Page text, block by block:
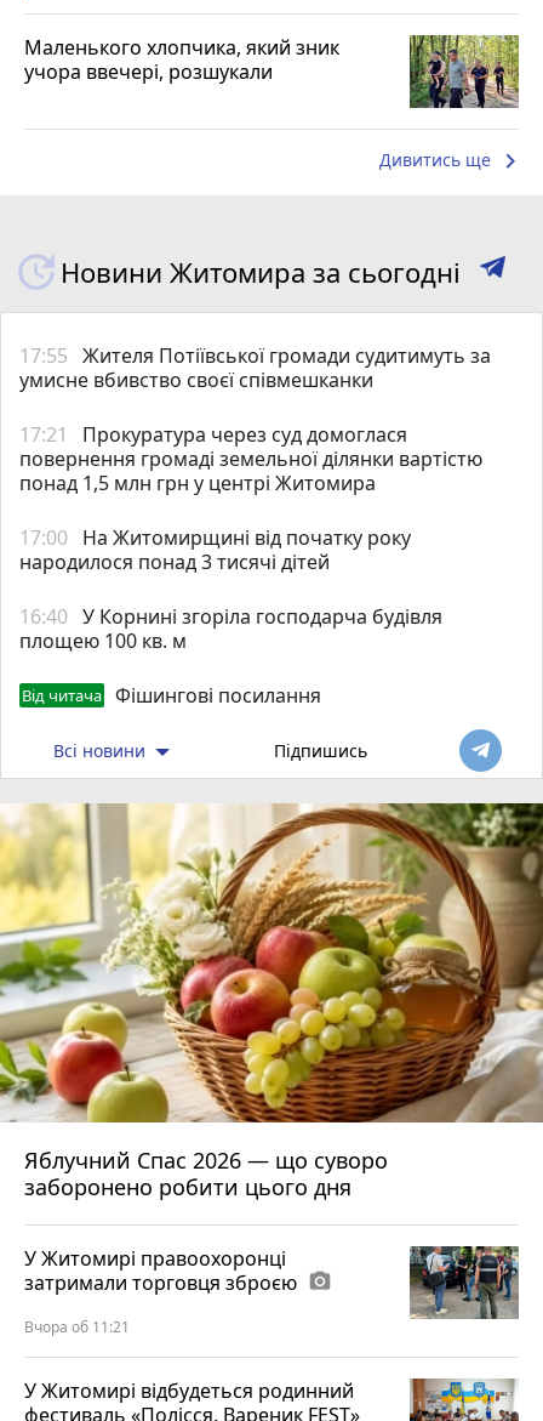
Маленького хлопчика, який зник
учора ввечері, розшукали
Дивитись ще keyboard_arrow_right
Новини Житомира за сьогодні
17:55 Жителя Потіївської громади судитимуть за
умисне вбивство своєї співмешканки
17:21
Прокуратура через суд домоглася
повернення громаді земельної ділянки вартістю
понад 1,5 млн грн у центрі Житомира
17:00 На Житомирщині від початку року
народилося понад 3 тисячі дітей
16:40 У Корнині згоріла господарча будівля
площею 100 кв. м
Від читача Фішингові посилання
Всі новини Підпишись
Яблучний Спас 2026 — що суворо
заборонено робити цього дня
У Житомирі правоохоронці
затримали торговця зброєю photo_camera
Вчора об 11:21
У Житомирі відбудеться родинний
фестиваль «Полісся. Вареник FEST»